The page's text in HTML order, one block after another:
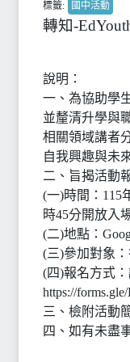
標籤: 國中活動
轉知-
說明：
一、為協助學
並釐清升學與
相關領域講者
自我興趣與未
二、旨揭活動
(一)時間：115
時45分開放入
(二)地點：
(三)參加對象
(四)報名方式
https://
三、檢附活動
四、如有未盡